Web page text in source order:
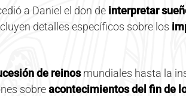
a Daniel el don de interpretar
detalles específicos sobre los
de reinosmundiales hasta la
sobreacontecimientos del fin de